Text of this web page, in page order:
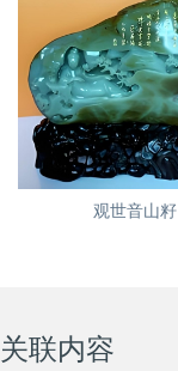
观世音山籽
关联内容